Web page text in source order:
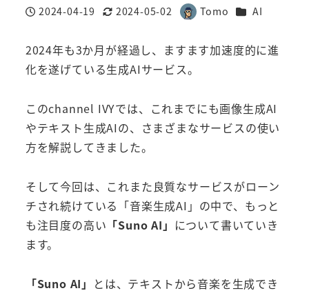
投稿日
2024-04-19
更新日
2024-05-02
著
Tomo カテゴリー
AI
2024年も3か月が経過し、ますます加速度的に進
化を遂げている生成AIサービス。
このchannel IVYでは、これまでにも画像生成AI
やテキスト生成AIの、さまざまなサービスの使い
方を解説してきました。
そして今回は、これまた良質なサービスがローン
チされ続けている「音楽生成AI」の中で、もっと
も注目度の高い 「Suno AI」 について書いていき
ます。
「Suno AI」 とは、テキストから音楽を生成でき